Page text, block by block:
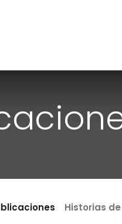
Historias